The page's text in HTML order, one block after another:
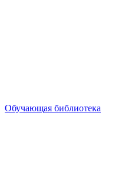
Обучающая библиотека